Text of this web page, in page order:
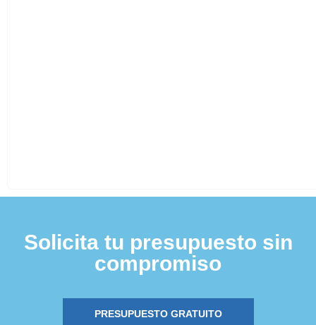
Solicita tu presupuesto sin
compromiso
PRESUPUESTO GRATUITO